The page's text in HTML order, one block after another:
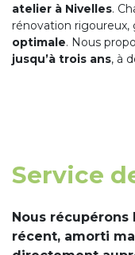
atelier à Nivelles.
rénovation
optimale. Nous
jusqu’à trois ans, à
Service
Nous
récent, amorti